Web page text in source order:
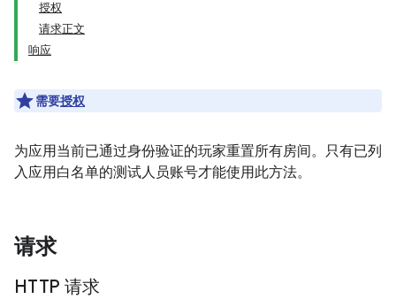
授权
请求正文
响应
需要授权
为应用当前已通过身份验证的玩家重置所有房间。只有已列
入应用白名单的测试人员账号才能使用此方法。
请求
HTTP 请求